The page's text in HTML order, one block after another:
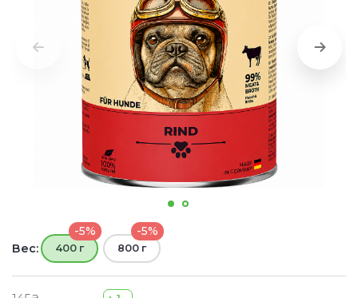
Вес:
-5%
400 г
-5%
800 г